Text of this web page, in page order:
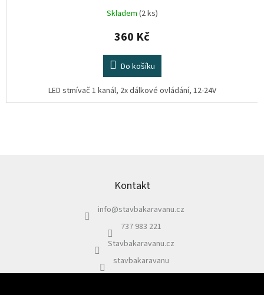
Skladem (2 ks)
360 Kč
Do košíku
LED stmívač 1 kanál, 2x dálkové ovládání, 12-24V
Kontakt
info@stavbakaravanu.cz
737 983 221
Stavbakaravanu.cz
stavbakaravanu